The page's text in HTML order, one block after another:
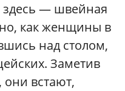
здесь — швейная
как женщины в
над столом,
Заметив
они встают,